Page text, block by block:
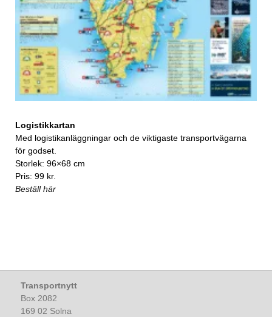
Logistikkartan
Med logistikanläggningar och de viktigaste transportvägarna
för godset.
Storlek: 96×68 cm
Pris: 99 kr.
Beställ här
Transportnytt
Box 2082
169 02 Solna